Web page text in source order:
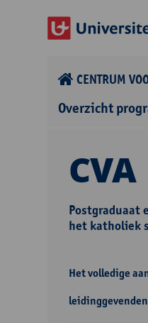
CENTRUM
Overzicht
CVA
Postgraduaat
het katholiek
Het volledige